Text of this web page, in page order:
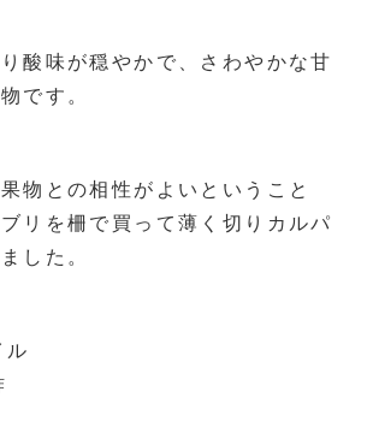
酸味が穏やかで、さわやかな甘
です。
物との相性がよいということ
リを柵で買って薄く切りカルパ
した。
ル